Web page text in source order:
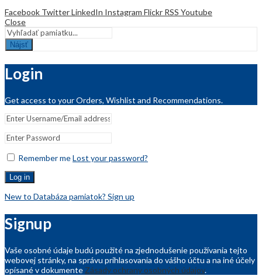
Facebook TwitterLinkedIn Instagram Flickr RSS Youtube
Close
Nájsť
Login
Get access to your Orders, Wishlist and Recommendations.
Remember meLost your password?
Log in
New to Databáza pamiatok? Sign up
Signup
Vaše osobné údaje budú použité na zjednodušenie používania tejto
webovej stránky, na správu prihlasovania do vášho účtu a na iné účely
opísané v dokumente Zásady ochrany osobných údajov.